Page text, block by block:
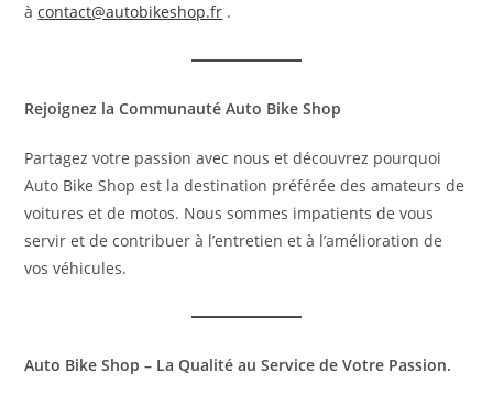
àcontact@autobikeshop.fr .
Rejoignez la Communauté Auto Bike Shop
Partagez votre passion avec nous et découvrez pourquoi
Auto Bike Shop est la destination préférée des amateurs de
voitures et de motos. Nous sommes impatients de vous
servir et de contribuer à l’entretien et à l’amélioration de
vos véhicules.
Auto Bike Shop – La Qualité au Service de Votre Passion.